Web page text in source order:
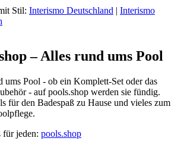
Stil: Interismo Deutschland | Interismo
– Alles rund ums Pool
ums Pool - ob ein Komplett-Set oder das
- auf pools.shop werden sie fündig.
für den Badespaß zu Hause und vieles zum
für jeden: pools.shop